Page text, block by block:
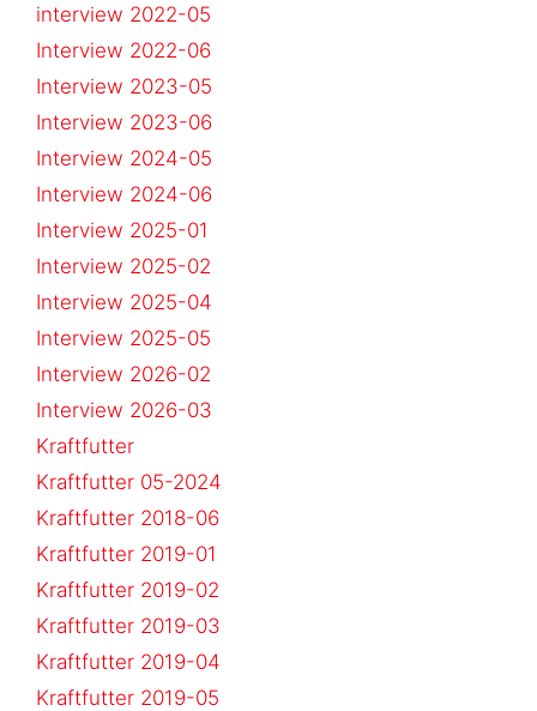
interview 2022-05
Interview 2022-06
Interview 2023-05
Interview 2023-06
Interview 2024-05
Interview 2024-06
Interview 2025-01
Interview 2025-02
Interview 2025-04
Interview 2025-05
Interview 2026-02
Interview 2026-03
Kraftfutter
Kraftfutter 05-2024
Kraftfutter 2018-06
Kraftfutter 2019-01
Kraftfutter 2019-02
Kraftfutter 2019-03
Kraftfutter 2019-04
Kraftfutter 2019-05